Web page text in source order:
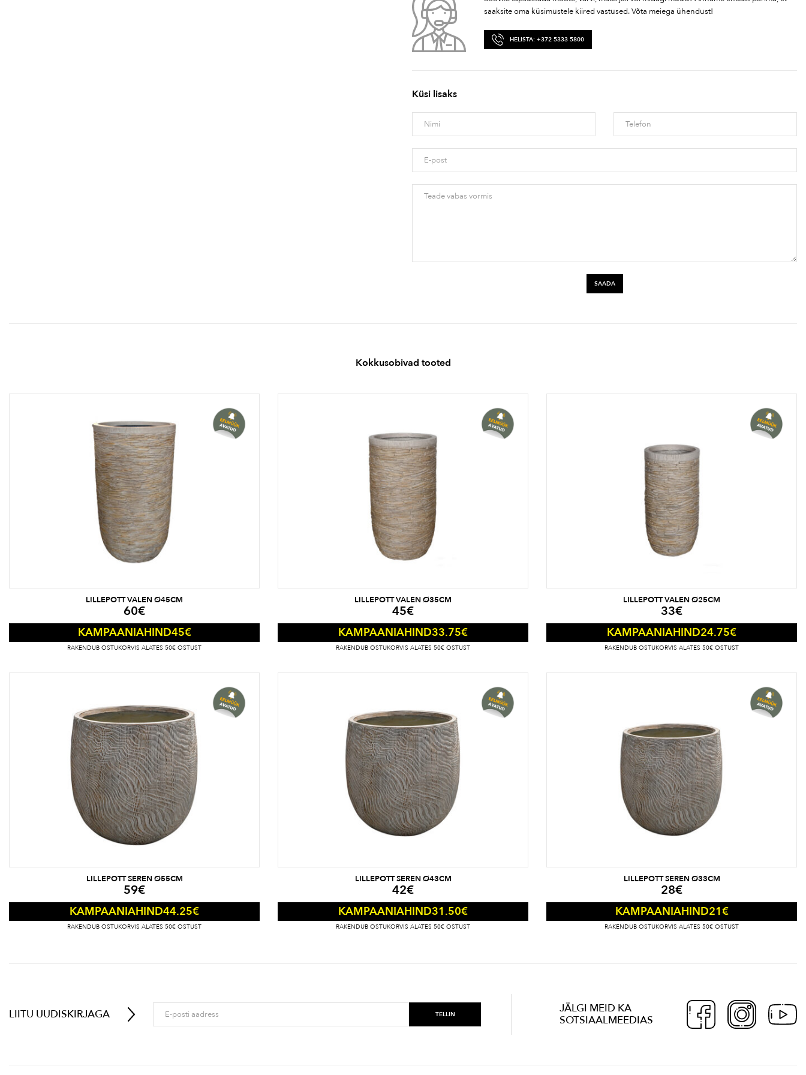
saaksite oma küsimustele kiired vastused. Võta meiega ühendust!
HELISTA: +372 5333 5800
Küsi lisaks
Kokkusobivad tooted
LILLEPOTT VALEN Ø45CM
60€
KAMPAANIAHIND45€
RAKENDUB OSTUKORVIS ALATES 50€ OSTUST
LILLEPOTT VALEN Ø35CM
45€
KAMPAANIAHIND33.75€
RAKENDUB OSTUKORVIS ALATES 50€ OSTUST
LILLEPOTT VALEN Ø25CM
33€
KAMPAANIAHIND24.75€
RAKENDUB OSTUKORVIS ALATES 50€ OSTUST
LILLEPOTT SEREN Ø55CM
59€
KAMPAANIAHIND44.25€
RAKENDUB OSTUKORVIS ALATES 50€ OSTUST
LILLEPOTT SEREN Ø43CM
42€
KAMPAANIAHIND31.50€
RAKENDUB OSTUKORVIS ALATES 50€ OSTUST
LILLEPOTT SEREN Ø33CM
28€
KAMPAANIAHIND21€
RAKENDUB OSTUKORVIS ALATES 50€ OSTUST
LIITU UUDISKIRJAGA
JÄLGI MEID KA
SOTSIAALMEEDIAS